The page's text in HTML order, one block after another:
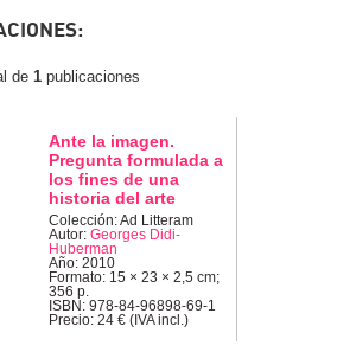
de 1 publicaciones
Ante la imagen.
Pregunta formulada a
los fines de una
historia del arte
Colección: Ad Litteram
Autor: Georges Didi-
Huberman
Año: 2010
Formato: 15 × 23 × 2,5 cm;
356 p.
ISBN: 978-84-96898-69-1
Precio: 24 € (IVA incl.)